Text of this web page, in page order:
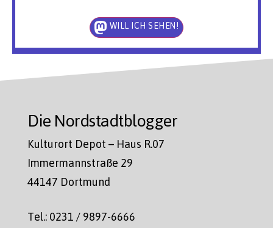
WILL ICH SEHEN!
Die Nordstadtblogger
Kulturort Depot – Haus R.07
Immermannstraße 29
44147 Dortmund
Tel.: 0231 / 9897-6666